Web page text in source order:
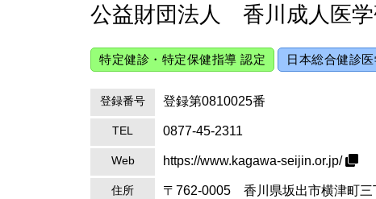
公益財団法人 香川成人医
特定健診・特定保健指導 認定 日本総合健診
登録番号 登録第0810025番
TEL 0877-45-2311
Web https://www.kagawa-seijin.or.jp/
住所 〒762-0005 香川県坂出市横津町